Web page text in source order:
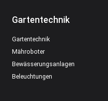
Gartentechnik
Gartentechnik
Mähroboter
Bewässerungsanlagen
Beleuchtungen